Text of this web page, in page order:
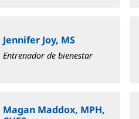
Jennifer Joy, MS
Entrenador de bienestar
Magan Maddox, MPH,